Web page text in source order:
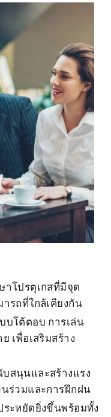
าโปรตุเกสที่มีจุด
รถที่ใกล้เคียงกัน
บโต้ตอบ การเล่น
เพื่อเสริมสร้าง
สนุนและสร้างแรง
ร่วมและการฝึกฝน
ะหยัดยิ่งขึ้นพร้อมทั้ง